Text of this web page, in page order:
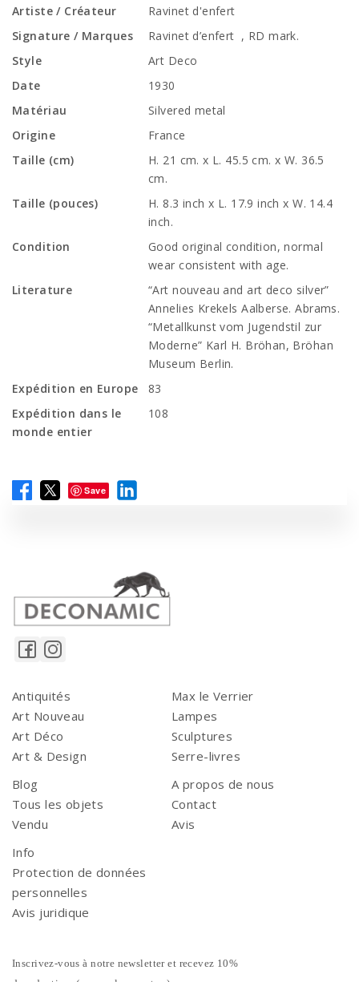
Artiste / Créateur
Ravinet d'enfert
Signature / Marques
Ravinet d’enfert , RD mark.
Style
Art Deco
Date
1930
Matériau
Silvered metal
Origine
France
Taille (cm)
H. 21 cm. x L. 45.5 cm. x W. 36.5
cm.
Taille (pouces)
H. 8.3 inch x L. 17.9 inch x W. 14.4
inch.
Condition
Good original condition, normal
wear consistent with age.
Literature
“Art nouveau and art deco silver”
Annelies Krekels Aalberse. Abrams.
“Metallkunst vom Jugendstil zur
Moderne” Karl H. Bröhan, Bröhan
Museum Berlin.
Expédition en Europe
83
Expédition dans le
monde entier
108
Save
Antiquités
Art Nouveau
Art Déco
Art & Design
Max le Verrier
Lampes
Sculptures
Serre-livres
Blog
Tous les objets
Vendu
A propos de nous
Contact
Avis
Info
Protection de données
personnelles
Avis juridique
Inscrivez-vous à notre newsletter et recevez 10%